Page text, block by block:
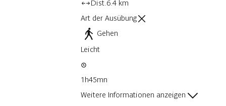
Dist.6.4 km
Art der Ausübung
Gehen
Leicht
1h45mn
Weitere Informationen anzeigen